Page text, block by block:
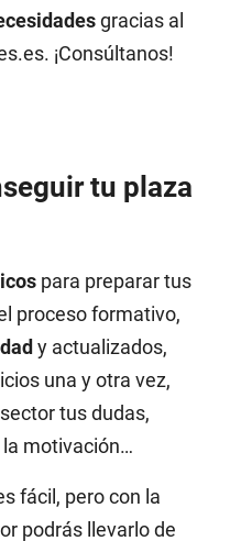
gracias al
¡Consúltanos!
tu plaza
para preparar tus
proceso formativo,
y actualizados,
una y otra vez,
tus dudas,
motivación…
fácil, pero con la
podrás llevarlo de